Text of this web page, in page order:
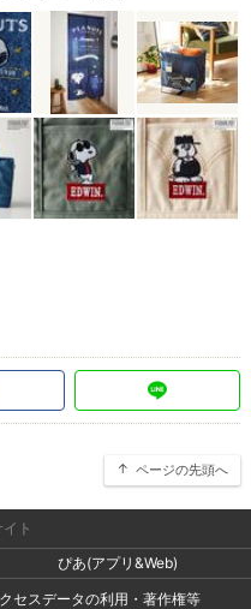
ページの先頭へ
ト
ぴあ(アプリ&Web)
セスデータの利用・著作権等